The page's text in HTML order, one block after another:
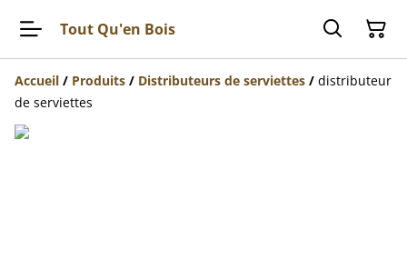
Tout Qu'en Bois
Accueil / Produits / Distributeurs de serviettes / distributeur
de serviettes